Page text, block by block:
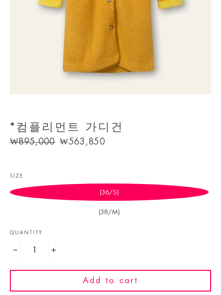
*컴플리먼트 가디건
Regular
₩895,000
Sale
₩563,850
SIZE
(36/S)
(38/M)
QUANTITY
Add to cart